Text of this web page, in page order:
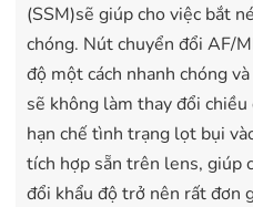
(SSM)sẽ giúp cho việc bắt
chóng. Nút chuyển đổi AF/
độ một cách nhanh chóng
sẽ không làm thay đổi
hạn chế tình trạng lọt bụi
tích hợp sẵn trên lens, giúp
đổi khẩu độ trở nên rất đơn